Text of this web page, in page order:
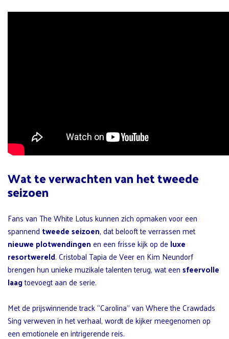
Wat te verwachten van het tweede
seizoen
Fans van The White Lotus kunnen zich opmaken voor een
spannend tweede seizoen, dat belooft te verrassen met
nieuwe plotwendingenen een frisse kijk op deluxe
resortwereld. Cristobal Tapia de Veer en Kim Neundorf
brengen hun unieke muzikale talenten terug, wat eensfeervolle
laagtoevoegt aan de serie.
Met de prijswinnende track “Carolina” van Where the Crawdads
Sing verweven in het verhaal, wordt de kijker meegenomen op
een emotionele en intrigerende reis.